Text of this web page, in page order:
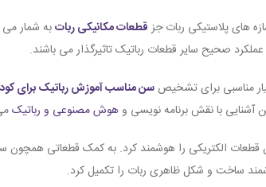
قطعات مکانیکی رباتبه شمار
صحیح سایر قطعات رباتیک تاثیرگذار می باشند.
سن مناسب آموزش رباتیک برای
با نقش برنامه نویسی و هوش مصنوعی و رباتیک
ساخت و شکل ظاهری ربات را تکمیل کرد.